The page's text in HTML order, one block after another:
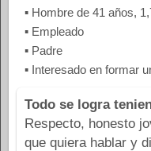
▪ Hombre de 41 años,
▪ Empleado
▪ Padre
▪ Interesado en formar
Todo se logra
Respecto, honesto
que quiera hablar y